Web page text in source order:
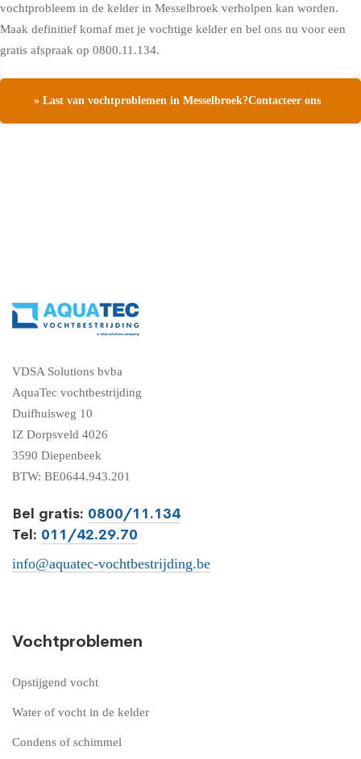
vochtprobleem in de kelder in Messelbroek verholpen kan worden.
Maak definitief komaf met je vochtige kelder en bel ons nu voor een
gratis afspraak op 0800.11.134.
» Last van vochtproblemen in Messelbroek?Contacteer ons
VDSA Solutions bvba
AquaTec vochtbestrijding
Duifhuisweg 10
IZ Dorpsveld 4026
3590 Diepenbeek
BTW: BE0644.943.201
Bel gratis: 0800/11.134
Tel: 011/42.29.70
info@aquatec-vochtbestrijding.be
Vochtproblemen
Opstijgend vocht
Water of vocht in de kelder
Condens of schimmel